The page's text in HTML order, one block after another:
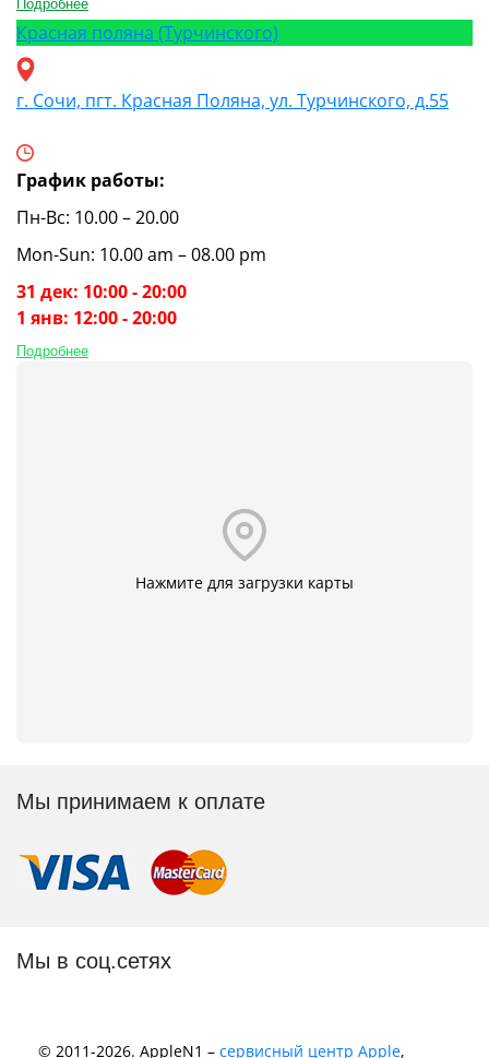
Подробнее
Красная поляна (Турчинского)
г. Сочи, пгт. Красная Поляна, ул. Турчинского, д.55
График работы:
Пн-Вс: 10.00 – 20.00
Mon-Sun: 10.00 am – 08.00 pm
31 дек: 10:00 - 20:00
1 янв: 12:00 - 20:00
Подробнее
Нажмите для загрузки карты
Мы принимаем к оплате
Мы в соц.сетях
© 2011-2026. AppleN1 – сервисный центр Apple,